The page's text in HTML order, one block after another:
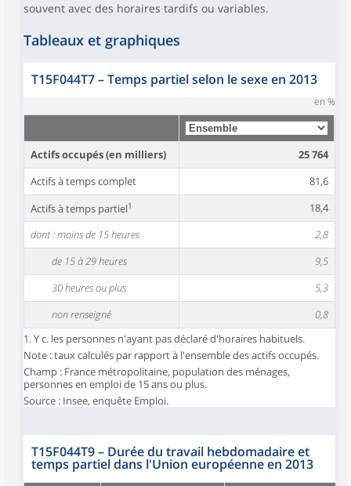
souvent avec des horaires tardifs ou variables.
Tableaux et graphiques
T15F044T7–Temps partiel selon le sexe en 2013
en %
Actifs occupés (en milliers)
25 764
Actifs à temps complet
81,6
Actifs à temps partiel1
18,4
dont : moins de 15 heures
2,8
de 15 à 29 heures
9,5
30 heures ou plus
5,3
non renseigné
0,8
1. Y c. les personnes n'ayant pas déclaré d'horaires habituels.
Note : taux calculés par rapport à l'ensemble des actifs occupés.
Champ : France métropolitaine, population des ménages,
personnes en emploi de 15 ans ou plus.
Source : Insee, enquête Emploi.
T15F044T9– Durée du travail hebdomadaire et
temps partiel dans l'Union européenne en 2013